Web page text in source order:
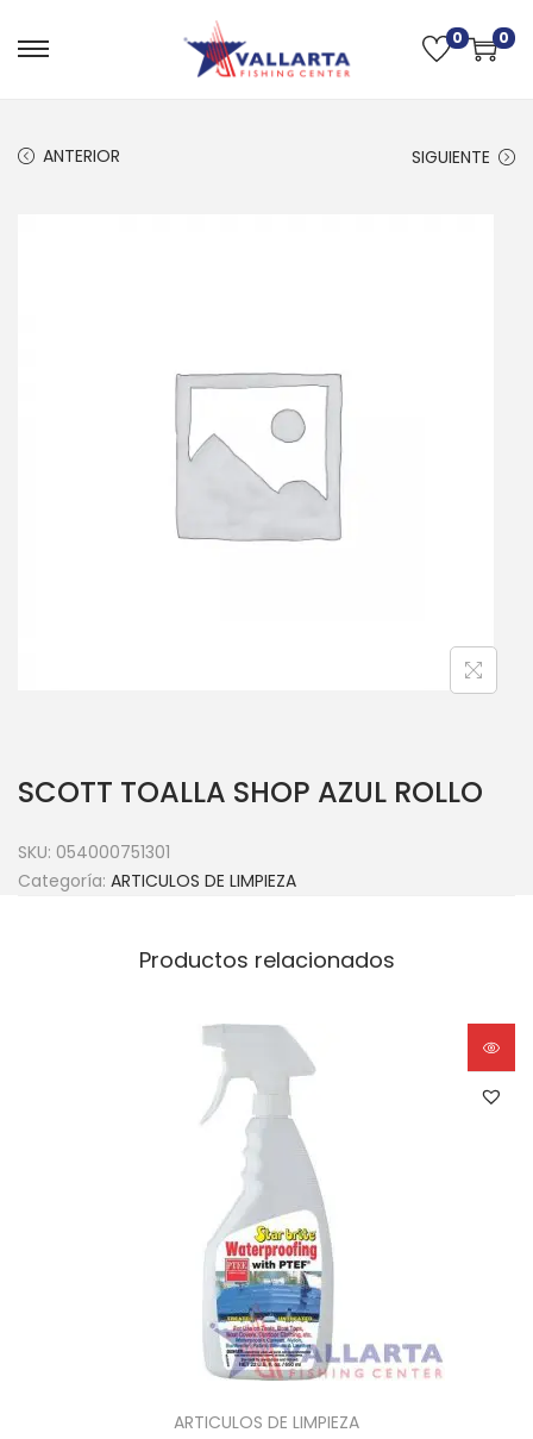
0 0
ANTERIOR SIGUIENTE
SCOTT TOALLA SHOP AZUL ROLLO
SKU: 054000751301
Categoría: ARTICULOS DE LIMPIEZA
Productos relacionados
ARTICULOS DE LIMPIEZA